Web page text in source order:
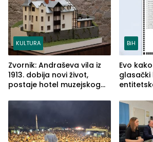
KULTURA
Zvornik: Andraševa vila iz
1913. dobija novi život,
postaje hotel muzejskog
BiH
Evo
glasački
vidljive